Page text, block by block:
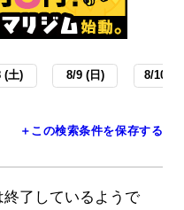
(土) 8/9 (日) 8/10 (
＋この検索条件を保存する
了しているようで